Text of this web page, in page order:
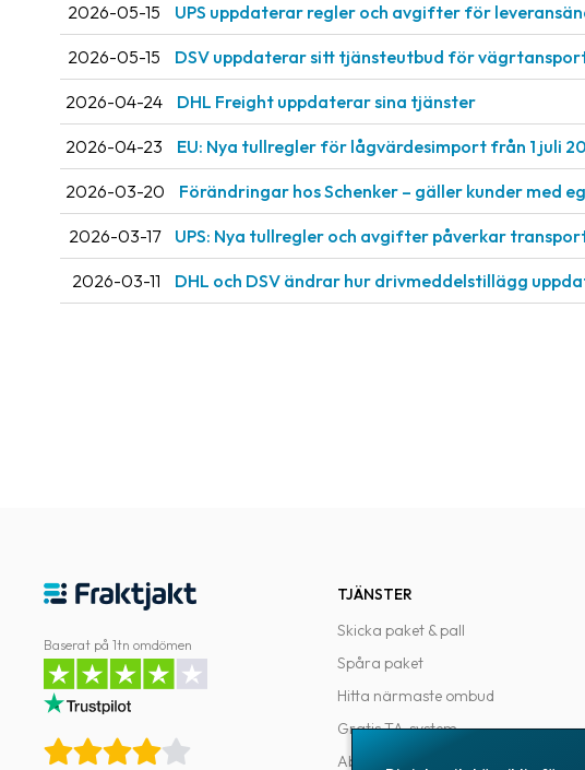
2026-05-15 UPS uppdaterar regler och avgifter för
2026-05-15 DSV uppdaterar sitt tjänsteutbud för
2026-04-24 DHL Freight uppdaterar sina tjänster
2026-04-23 EU: Nya tullregler för låg­värdesimport från 1 juli
2026-03-20 Förändringar hos Schenker – gäller kunder med
2026-03-17 UPS: Nya tullregler och avgifter påverkar
2026-03-11 DHL och DSV ändrar hur drivmeddelstillägg
Baserat på 1tn omdömen
TJÄNSTER
Skicka paket & pall
Spåra paket
Hitta närmaste ombud
Gratis TA-system
Abonnemang